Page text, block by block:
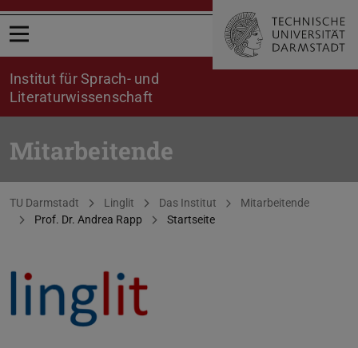
Menü öffnen
Institut für Sprach- und
Literaturwissenschaft
Mitarbeitende
Sie befinden sich hier:
TU Darmstadt Linglit Das Institut
Mitarbeitende
Prof. Dr. Andrea Rapp
Startseite